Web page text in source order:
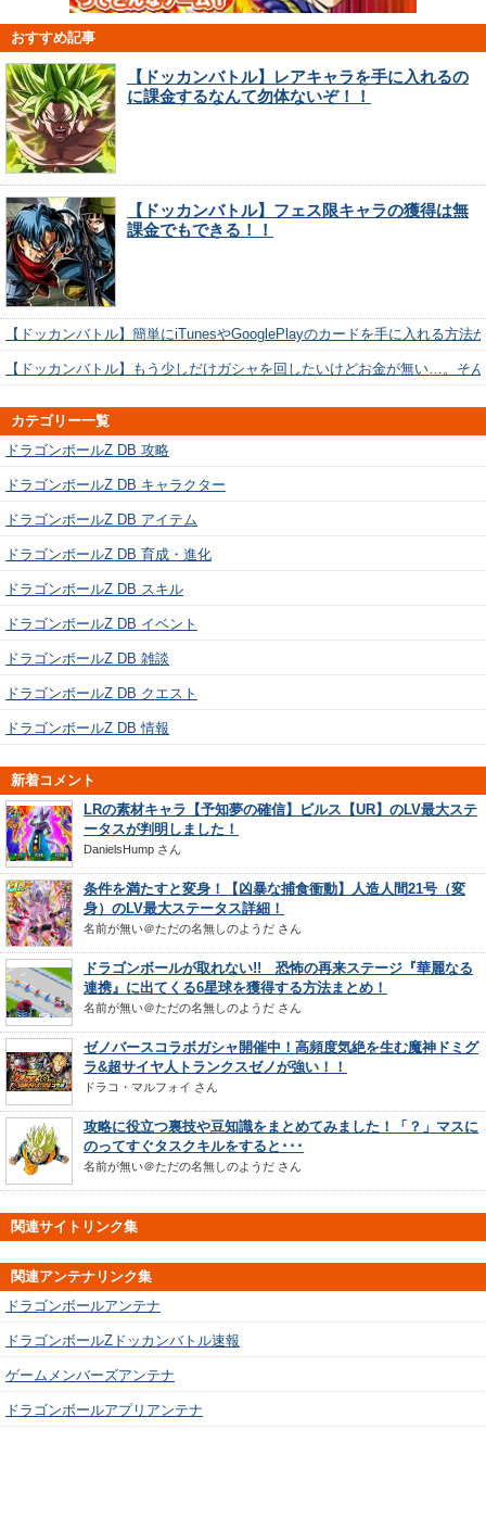
おすすめ記事
【ドッカンバトル】レアキャラを手に入れるの
に課金するなんて勿体ないぞ！！
【ドッカンバトル】フェス限キャラの獲得は無
課金でもできる！！
【ドッカンバトル】簡単にiTunesやGooglePlayのカードを手に入れる方法
【ドッカンバトル】もう少しだけガシャを回したいけどお金が無い…。そ
カテゴリー一覧
ドラゴンボールZ DB 攻略
ドラゴンボールZ DB キャラクター
ドラゴンボールZ DB アイテム
ドラゴンボールZ DB 育成・進化
ドラゴンボールZ DB スキル
ドラゴンボールZ DB イベント
ドラゴンボールZ DB 雑談
ドラゴンボールZ DB クエスト
ドラゴンボールZ DB 情報
新着コメント
LRの素材キャラ【予知夢の確信】ビルス【UR】のLV最大ステ
ータスが判明しました！
DanielsHump さん
条件を満たすと変身！【凶暴な捕食衝動】人造人間21号（変
身）のLV最大ステータス詳細！
名前が無い＠ただの名無しのようだ さん
ドラゴンボールが取れない!! 恐怖の再来ステージ『華麗なる
連携』に出てくる6星球を獲得する方法まとめ！
名前が無い＠ただの名無しのようだ さん
ゼノバースコラボガシャ開催中！高頻度気絶を生む魔神ドミグ
ラ&超サイヤ人トランクスゼノが強い！！
ドラコ・マルフォイ さん
攻略に役立つ裏技や豆知識をまとめてみました！「？」マスに
のってすぐタスクキルをすると･･･
名前が無い＠ただの名無しのようだ さん
関連サイトリンク集
関連アンテナリンク集
ドラゴンボールアンテナ
ドラゴンボールZドッカンバトル速報
ゲームメンバーズアンテナ
ドラゴンボールアプリアンテナ